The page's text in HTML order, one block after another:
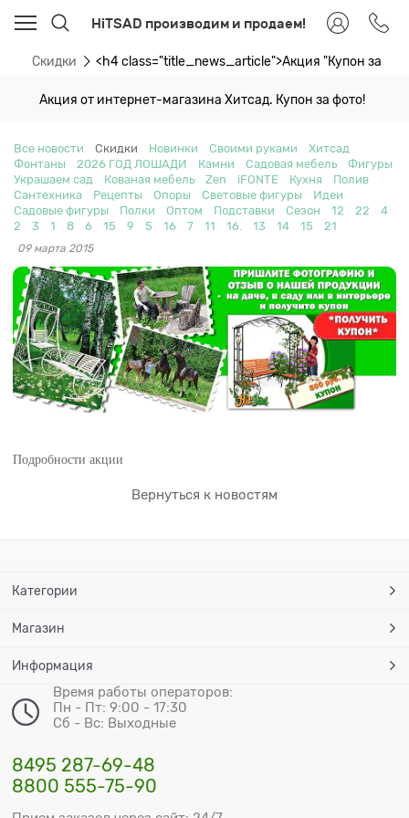
HiTSAD производим и продаем!
Скидки <h4 class="title_news_article">Акция "Купон за
Акция от интернет-магазина Хитсад. Купон за фото!
Все новости Скидки Новинки Своими руками
Хитсад
Фонтаны
2026 ГОД ЛОШАДИ Камни Садовая мебель
Фигуры
Украшаем сад
Кованая мебель Zen iFONTE Кухня
Полив
Сантехника
Рецепты Опоры Световые фигуры
Идеи
Садовые фигуры
Полки Оптом Подставки Сезон 12 22
4
2
3 1 8 6 15 9 5 16 7 11 16. 13 14 15 21
09 марта 2015
Подробности акции
Вернуться к новостям
Категории
Магазин
Информация
Время работы операторов:
Пн - Пт: 9:00 - 17:30
Сб - Вс: Выходные
8495 287-69-48
8800 555-75-90